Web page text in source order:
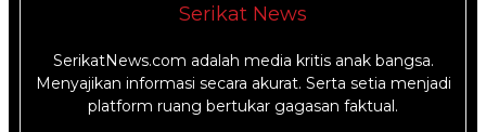
Serikat News
SerikatNews.com adalah media kritis anak bangsa.
Menyajikan informasi secara akurat. Serta setia menjadi
platform ruang bertukar gagasan faktual.